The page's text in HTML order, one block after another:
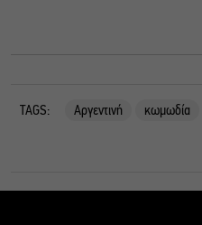
TAGS: Αργεντινή κωμωδία